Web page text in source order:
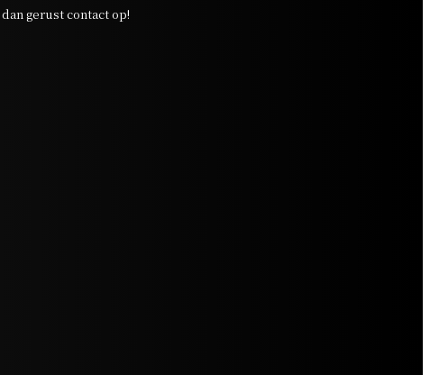
gerust contact op!